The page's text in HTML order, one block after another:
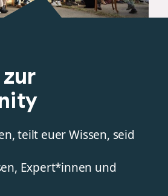
teilt euer Wissen, seid
Expert*innen und